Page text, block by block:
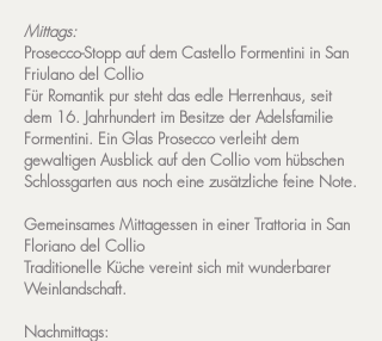
Mittags:
Prosecco-Stopp auf dem Castello Formentini in San
Friulano del Collio
Für Romantik pur steht das edle Herrenhaus, seit
dem 16. Jahrhundert im Besitze der Adelsfamilie
Formentini. Ein Glas Prosecco verleiht dem
gewaltigen Ausblick auf den Collio vom hübschen
Schlossgarten aus noch eine zusätzliche feine Note.
Gemeinsames Mittagessen in einer Trattoria in San
Floriano del Collio
Traditionelle Küche vereint sich mit wunderbarer
Weinlandschaft.
Nachmittags: